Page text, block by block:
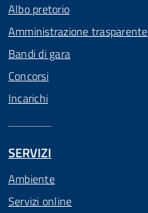
Albo pretorio
Amministrazione trasparente
Bandi di gara
Concorsi
Incarichi
SERVIZI
Ambiente
Servizi online